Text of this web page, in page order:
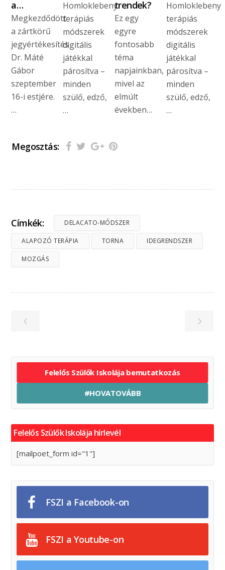
a…
Megkezdődött
a zártkörű
jegyértékesítés
Dr. Máté
Gábor
szeptember
16-i estjére.
…
Homloklebeny
terápiás
módszerek
digitális
játékkal
párosítva –
minden
szülő, edző,
…
trendek?
Ez egy
egyre
fontosabb
téma
napjainkban,
mivel az
elmúlt
években…
Homloklebeny
terápiás
módszerek
digitális
játékkal
párosítva –
minden
szülő, edző,
…
Megosztás:
Címkék: DELACATO-MÓDSZER
ALAPOZÓ TERÁPIA TORNA IDEGRENDSZER
MOZGÁS
Felelős Szülők Iskolája bemutatkozás
#HOVATOVÁBB
Felelős Szülők Iskolája hírlevél
[mailpoet_form id="1"]
FSZI a Facebook-on
FSZI a Youtube-on